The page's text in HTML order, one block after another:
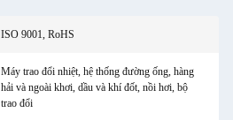
ISO 9001, RoHS
Máy trao đổi nhiệt, hệ thống đường ống, hàng
hải và ngoài khơi, dầu và khí đốt, nồi hơi, bộ
trao đổi